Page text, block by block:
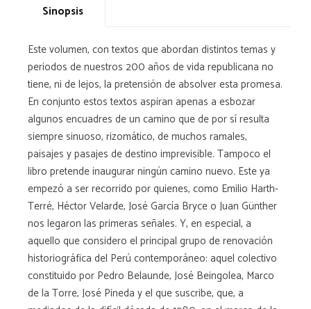
Sinopsis
Este volumen, con textos que abordan distintos temas y
periodos de nuestros 200 años de vida republicana no
tiene, ni de lejos, la pretensión de absolver esta promesa.
En conjunto estos textos aspiran apenas a esbozar
algunos encuadres de un camino que de por sí resulta
siempre sinuoso, rizomático, de muchos ramales,
paisajes y pasajes de destino imprevisible. Tampoco el
libro pretende inaugurar ningún camino nuevo. Este ya
empezó a ser recorrido por quienes, como Emilio Harth-
Terré, Héctor Velarde, José García Bryce o Juan Günther
nos legaron las primeras señales. Y, en especial, a
aquello que considero el principal grupo de renovación
historiográfica del Perú contemporáneo: aquel colectivo
constituido por Pedro Belaunde, José Beingolea, Marco
de la Torre, José Pineda y el que suscribe, que, a